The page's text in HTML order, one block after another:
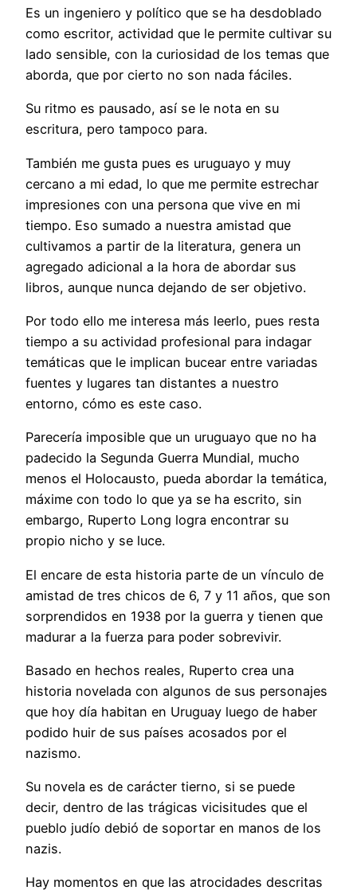
Es un ingeniero y político que se ha desdoblado
como escritor, actividad que le permite cultivar su
lado sensible, con la curiosidad de los temas que
aborda, que por cierto no son nada fáciles.
Su ritmo es pausado, así se le nota en su
escritura, pero tampoco para.
También me gusta pues es uruguayo y muy
cercano a mi edad, lo que me permite estrechar
impresiones con una persona que vive en mi
tiempo. Eso sumado a nuestra amistad que
cultivamos a partir de la literatura, genera un
agregado adicional a la hora de abordar sus
libros, aunque nunca dejando de ser objetivo.
Por todo ello me interesa más leerlo, pues resta
tiempo a su actividad profesional para indagar
temáticas que le implican bucear entre variadas
fuentes y lugares tan distantes a nuestro
entorno, cómo es este caso.
Parecería imposible que un uruguayo que no ha
padecido la Segunda Guerra Mundial, mucho
menos el Holocausto, pueda abordar la temática,
máxime con todo lo que ya se ha escrito, sin
embargo, Ruperto Long logra encontrar su
propio nicho y se luce.
El encare de esta historia parte de un vínculo de
amistad de tres chicos de 6, 7 y 11 años, que son
sorprendidos en 1938 por la guerra y tienen que
madurar a la fuerza para poder sobrevivir.
Basado en hechos reales, Ruperto crea una
historia novelada con algunos de sus personajes
que hoy día habitan en Uruguay luego de haber
podido huir de sus países acosados por el
nazismo.
Su novela es de carácter tierno, si se puede
decir, dentro de las trágicas vicisitudes que el
pueblo judío debió de soportar en manos de los
nazis.
Hay momentos en que las atrocidades descritas